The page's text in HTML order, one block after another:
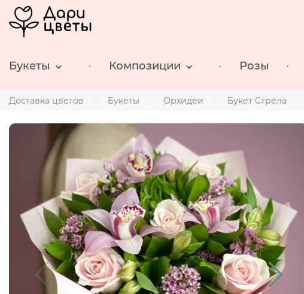
Букеты Композиции Розы
Доставка цветов Букеты Орхидеи Букет Стрела